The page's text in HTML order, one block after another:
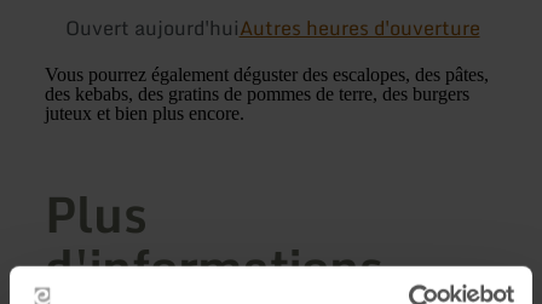
Ouvert aujourd'huiAutres heures d'ouverture
Vous pourrez également déguster des escalopes, des pâtes,
des kebabs, des gratins de pommes de terre, des burgers
juteux et bien plus encore.
Plus
d'informations